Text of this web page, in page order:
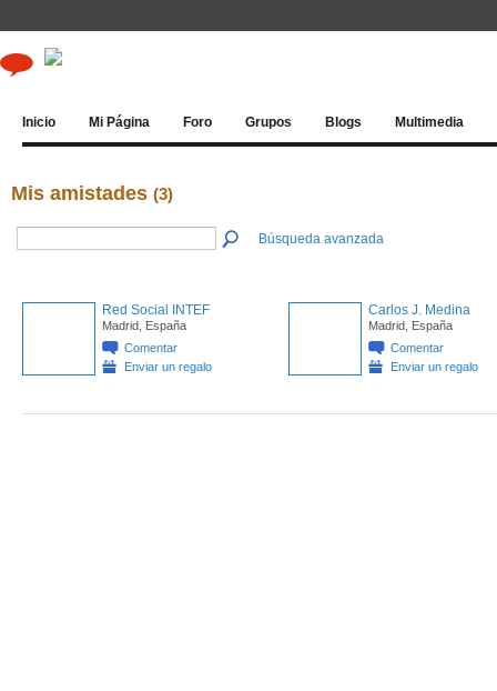
Inicio Mi Página Foro Grupos Blogs Multimedia
Mis amistades (3)
Búsqueda avanzada
Red Social INTEF
Madrid, España
Comentar
Enviar un regalo
Carlos J. Medina
Madrid, España
Comentar
Enviar un regalo